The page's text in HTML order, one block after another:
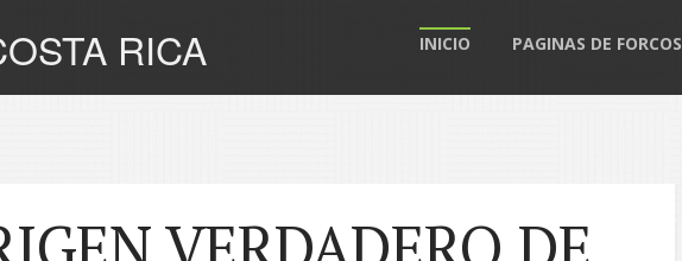
RICA INICIO PAGINAS DE FORCOS